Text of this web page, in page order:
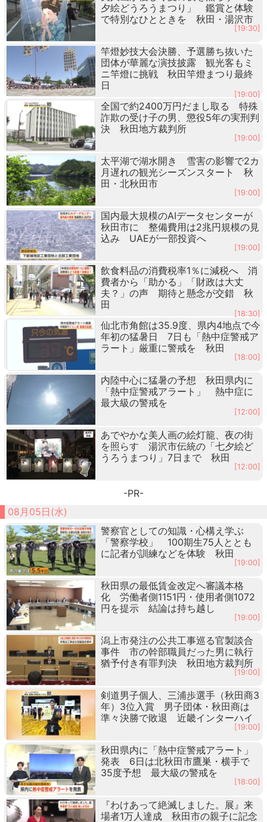
夕絵どうろうまつり」 鑑賞と体験
で特別なひとときを 秋田・湯沢市
[19:30]
竿燈妙技大会決勝、予選勝ち抜いた
団体が華麗な演技披露 観光客もミ
ニ竿燈に挑戦 秋田竿燈まつり最終
日
[19:00]
全国で約2400万円だまし取る 特殊
詐欺の受け子の男、懲役5年の実刑判
決 秋田地方裁判所
[19:00]
太平湖で湖水開き 雪害の影響で2カ
月遅れの観光シーズンスタート 秋
田・北秋田市
[19:00]
国内最大規模のAIデータセンターが
秋田市に 整備費用は2兆円規模の見
込み UAEが一部投資へ
[19:00]
飲食料品の消費税率1％に減税へ 消
費者から「助かる」「財政は大丈
夫？」の声 期待と懸念が交錯 秋
田
[18:30]
仙北市角館は35.9度、県内4地点で今
年初の猛暑日 7日も「熱中症警戒ア
ラート」厳重に警戒を 秋田
[18:00]
内陸中心に猛暑の予想 秋田県内に
「熱中症警戒アラート」 熱中症に
最大級の警戒を
[12:00]
あでやかな美人画の絵灯籠、夜の街
を照らす 湯沢市伝統の「七夕絵ど
うろうまつり」7日まで 秋田
[12:00]
-PR-
08月05日(水)
警察官としての知識・心構え学ぶ
「警察学校」 100期生75人ととも
に記者が訓練などを体験 秋田
[19:00]
秋田県の最低賃金改定へ審議本格
化 労働者側1151円・使用者側1072
円を提示 結論は持ち越し
[19:00]
潟上市発注の公共工事巡る官製談合
事件 市の幹部職員だった男に執行
猶予付き有罪判決 秋田地方裁判所
[19:00]
剣道男子個人、三浦歩選手（秋田商3
年）3位入賞 男子団体・秋田商は
準々決勝で敗退 近畿インターハイ
[19:00]
秋田県内に「熱中症警戒アラート」
発表 6日は北秋田市鷹巣・横手で
35度予想 最大級の警戒を
[18:00]
『わけあって絶滅しました。展』来
場者1万人達成 秋田市の親子に記念